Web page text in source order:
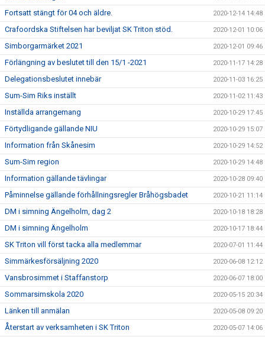
Fortsatt stängt för 04 och äldre. 2020-12-14 14:48
Crafoordska Stiftelsen har beviljat SK Triton stöd. 2020-12-01 10:06
Simborgarmärket 2021 2020-12-01 09:46
Förlängning av beslutet till den 15/1 -2021 2020-11-17 14:28
Delegationsbeslutet innebär 2020-11-03 16:25
Sum-Sim Riks inställt 2020-11-02 11:43
Inställda arrangemang 2020-10-29 17:45
Förtydligande gällande NIU 2020-10-29 15:07
Information från Skånesim 2020-10-29 14:52
Sum-Sim region 2020-10-29 14:48
Information gällande tävlingar 2020-10-28 09:40
Påminnelse gällande förhållningsregler Bråhögsbadet 2020-10-21 11:14
DM i simning Ängelholm, dag 2 2020-10-18 18:28
DM i simning Ängelholm 2020-10-17 18:44
SK Triton vill först tacka alla medlemmar 2020-07-01 11:44
Simmärkesförsäljning 2020 2020-06-08 12:12
Vansbrosimmet i Staffanstorp 2020-06-07 18:00
Sommarsimskola 2020 2020-05-15 20:34
Länken till anmälan 2020-05-08 09:20
Återstart av verksamheten i SK Triton 2020-05-07 14:06